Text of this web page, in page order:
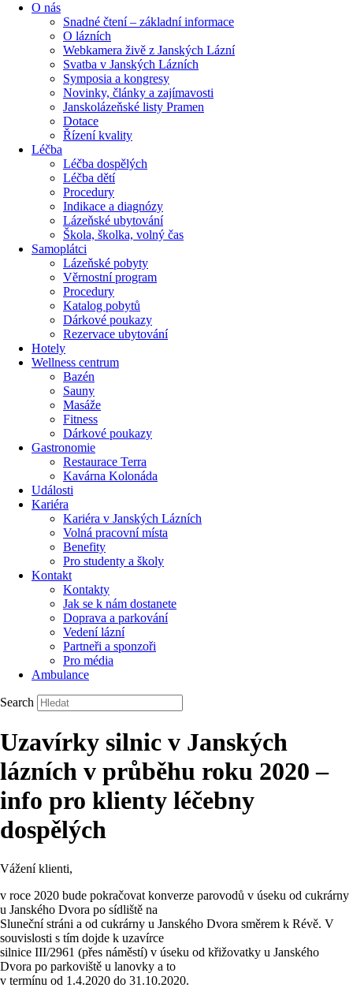
O nás
Snadné čtení – základní informace
O lázních
Webkamera živě z Janských Lázní
Svatba v Janských Lázních
Symposia a kongresy
Novinky, články a zajímavosti
Janskolázeňské listy Pramen
Dotace
Řízení kvality
Léčba
Léčba dospělých
Léčba dětí
Procedury
Indikace a diagnózy
Lázeňské ubytování
Škola, školka, volný čas
Samoplátci
Lázeňské pobyty
Věrnostní program
Procedury
Katalog pobytů
Dárkové poukazy​
Rezervace ubytování
Hotely
Wellness centrum
Bazén
Sauny
Masáže
Fitness
Dárkové poukazy​
Gastronomie
Restaurace Terra
Kavárna Kolonáda
Události
Kariéra
Kariéra v Janských Lázních
Volná pracovní místa
Benefity
Pro studenty a školy
Kontakt
Kontakty
Jak se k nám dostanete
Doprava a parkování
Vedení lázní
Partneři a sponzoři
Pro média
Ambulance
Search
Uzavírky silnic v Janských
lázních v průběhu roku 2020 –
info pro klienty léčebny
dospělých
Vážení klienti,
v roce 2020 bude pokračovat konverze parovodů v úseku od cukrárny
u Janského Dvora po sídliště na
Sluneční stráni a od cukrárny u Janského Dvora směrem k Révě. V
souvislosti s tím dojde k uzavírce
silnice III/2961 (přes náměstí) v úseku od křižovatky u Janského
Dvora po parkoviště u lanovky a to
v termínu od 1.4.2020 do 31.10.2020.